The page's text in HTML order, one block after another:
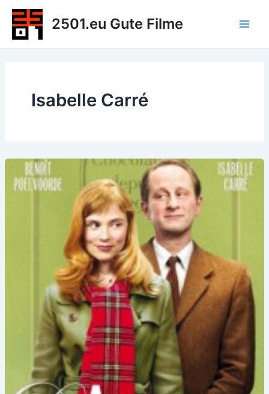
Zum
Inhalt
springen
2501.eu Gute Filme
Isabelle Carré